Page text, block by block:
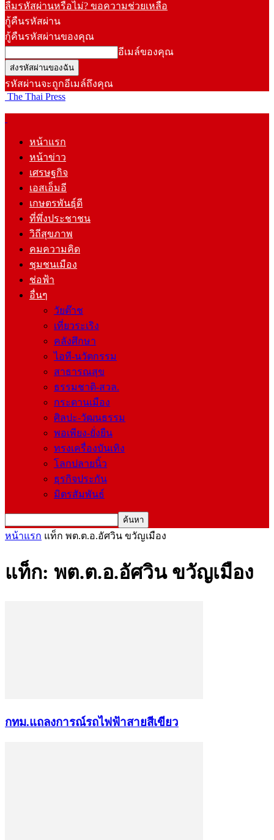
ลืมรหัสผ่านหรือไม่? ขอความช่วยเหลือ
กู้คืนรหัสผ่าน
กู้คืนรหัสผ่านของคุณ
อีเมล์ของคุณ
รหัสผ่านจะถูกอีเมล์ถึงคุณ
The Thai Press
หน้าแรก
หน้าข่าว
เศรษฐกิจ
เอสเอ็มอี
เกษตรพันธุ์ดี
ที่พึ่งประชาชน
วิถีสุขภาพ
คมความคิด
ชุมชนเมือง
ช่อฟ้า
อื่นๆ
วัยต๊าช
เที่ยวระเริง
คลังศึกษา
ไอที-นวัตกรรม
สาธารณสุข
ธรรมชาติ-สวล.
กระดานเมือง
ศิลปะ-วัฒนธรรม
พอเพียง-ยั่งยืน
ทรงเครื่องบันเทิง
โลกปลายนิ้ว
ธุรกิจประกัน
มิตรสัมพันธ์
หน้าแรก แท็ก พต.ต.อ.อัศวิน ขวัญเมือง
แท็ก: พต.ต.อ.อัศวิน ขวัญเมือง
กทม.แถลงการณ์รถไฟฟ้าสายสีเขียว